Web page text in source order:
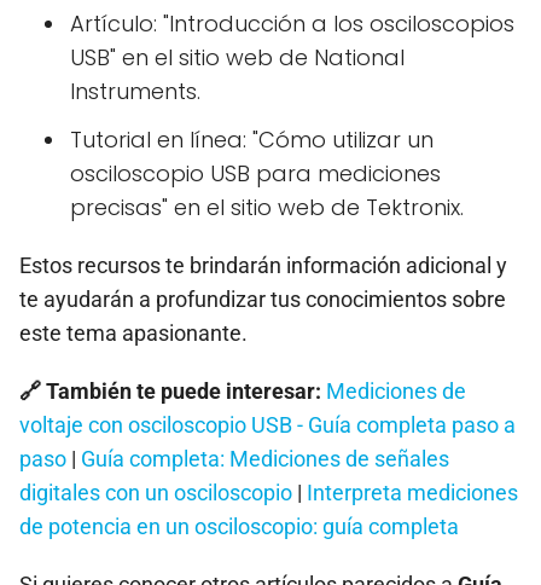
Artículo: "Introducción a los osciloscopios
USB" en el sitio web de National
Instruments.
Tutorial en línea: "Cómo utilizar un
osciloscopio USB para mediciones
precisas" en el sitio web de Tektronix.
Estos recursos te brindarán información adicional y
te ayudarán a profundizar tus conocimientos sobre
este tema apasionante.
🔗 También te puede interesar: Mediciones de
voltaje con osciloscopio USB - Guía completa paso a
paso | Guía completa: Mediciones de señales
digitales con un osciloscopio | Interpreta mediciones
de potencia en un osciloscopio: guía completa